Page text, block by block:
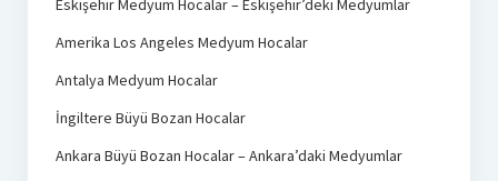
Eskişehir Medyum Hocalar – Eskişehir’deki Medyumlar
Amerika Los Angeles Medyum Hocalar
Antalya Medyum Hocalar
İngiltere Büyü Bozan Hocalar
Ankara Büyü Bozan Hocalar – Ankara’daki Medyumlar